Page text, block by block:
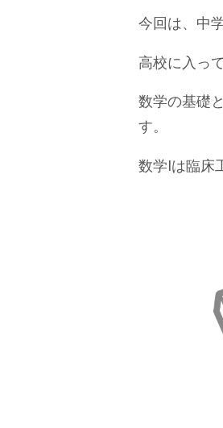
今回は、中
高校に入っ
数学の基礎
す。
数学Ⅰは臨床